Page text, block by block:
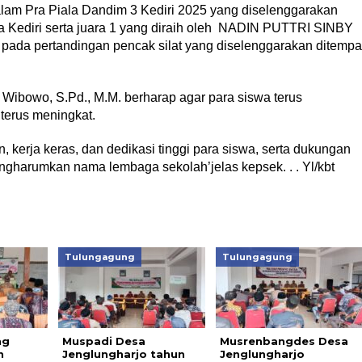
Pra Piala Dandim 3 Kediri 2025 yang diselenggarakan
serta juara 1 yang diraih oleh NADIN PUTTRI SINBY
pertandingan pencak silat yang diselenggarakan
S.Pd., M.M. berharap agar para siswa terus
meningkat.
kerja keras, dan dedikasi tinggi para siswa, serta dukungan
nama lembaga sekolah’jelas kepsek. . . Yl/kbt
Tulungagung
Muspadi Desa
Jenglungharjo tahun
Tulungagung
Musrenbangdes Desa
Jenglungharjo